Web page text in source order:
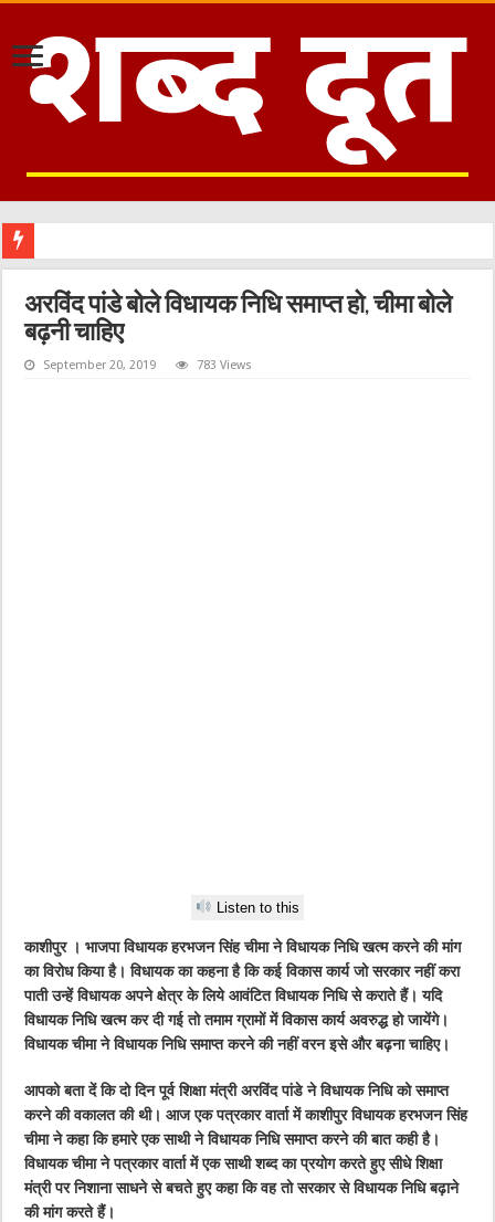
अरविंद पांडे बोले विधायक निधि समाप्त हो, चीमा बोले
बढ़नी चाहिए
September 20, 2019 783 Views
Listen to this
काशीपुर । भाजपा विधायक हरभजन सिंह चीमा ने विधायक निधि खत्म करने की मांग
का विरोध किया है। विधायक का कहना है कि कई विकास कार्य जो सरकार नहीं करा
पाती उन्हें विधायक अपने क्षेत्र के लिये आवंटित विधायक निधि से कराते हैं। यदि
विधायक निधि खत्म कर दी गई तो तमाम ग्रामों में विकास कार्य अवरुद्ध हो जायेंगे।
विधायक चीमा ने विधायक निधि समाप्त करने की नहीं वरन इसे और बढ़ना चाहिए।
आपको बता दें कि दो दिन पूर्व शिक्षा मंत्री अरविंद पांडे ने विधायक निधि को समाप्त
करने की वकालत की थी। आज एक पत्रकार वार्ता में काशीपुर विधायक हरभजन सिंह
चीमा ने कहा कि हमारे एक साथी ने विधायक निधि समाप्त करने की बात कही है।
विधायक चीमा ने पत्रकार वार्ता में एक साथी शब्द का प्रयोग करते हुए सीधे शिक्षा
मंत्री पर निशाना साधने से बचते हुए कहा कि वह तो सरकार से विधायक निधि बढ़ाने
की मांग करते हैं।